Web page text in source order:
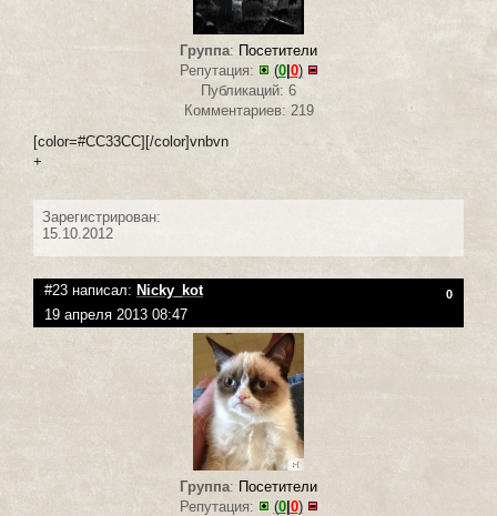
Группа: Посетители
Репутация:
(0| 0)
Публикаций: 6
Комментариев: 219
[color=#CC33CC][/color]vnbvn
+
Зарегистрирован:
15.10.2012
#23 написал: Nicky_kot 0
19 апреля 2013 08:47
Группа: Посетители
Репутация:
(0|0)